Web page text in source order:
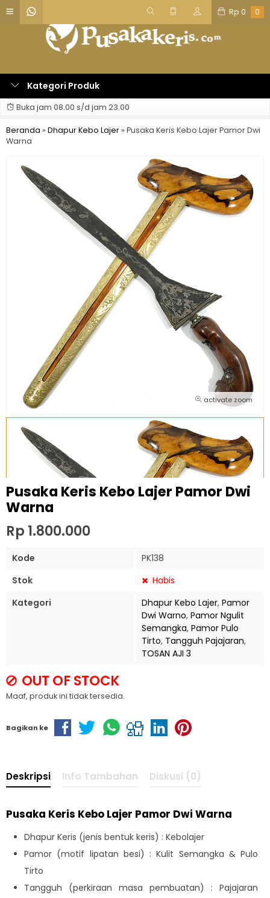
Rp 0 0
Kategori Produk
Buka jam 08.00 s/d jam 23.00
Beranda » Dhapur Kebo Lajer » Pusaka Keris Kebo Lajer Pamor Dwi
Warna
activate zoom
Pusaka Keris Kebo Lajer Pamor Dwi
Warna
Rp 1.800.000
Kode
PK138
Stok
Habis
Kategori
Dhapur Kebo Lajer, Pamor
Dwi Warno, Pamor Ngulit
Semangka, Pamor Pulo
Tirto, Tangguh Pajajaran,
TOSAN AJI 3
OUT OF STOCK
Maaf, produk ini tidak tersedia.
Bagikan ke
Deskripsi Info Tambahan Diskusi (0)
Pusaka Keris Kebo Lajer Pamor Dwi Warna
Dhapur Keris (jenis bentuk keris) : Kebolajer
Pamor (motif lipatan besi) : Kulit Semangka & Pulo
Tirto
Tangguh (perkiraan masa pembuatan) : Pajajaran